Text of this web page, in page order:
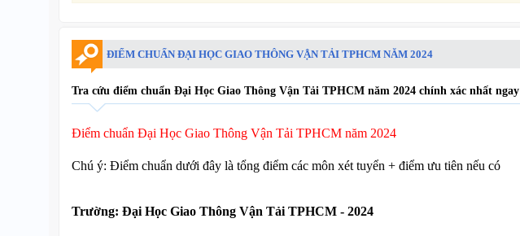
ĐIỂM CHUẨN ĐẠI HỌC GIAO THÔNG VẬN TẢI TPHCM NĂM 2024
Tra cứu điểm chuẩn Đại Học Giao Thông Vận Tải TPHCM năm 2024 chính xác nhất
Điểm chuẩn Đại Học Giao Thông Vận Tải TPHCM năm 2024
Chú ý: Điểm chuẩn dưới đây là tổng điểm các môn xét tuyển + điểm ưu tiên nếu có
Trường: Đại Học Giao Thông Vận Tải TPHCM - 2024